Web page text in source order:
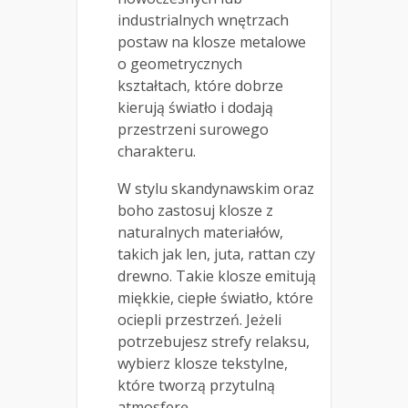
industrialnych wnętrzach
postaw na klosze metalowe
o geometrycznych
kształtach, które dobrze
kierują światło i dodają
przestrzeni surowego
charakteru.
W stylu skandynawskim oraz
boho zastosuj klosze z
naturalnych materiałów,
takich jak len, juta, rattan czy
drewno. Takie klosze emitują
miękkie, ciepłe światło, które
ociepli przestrzeń. Jeżeli
potrzebujesz strefy relaksu,
wybierz klosze tekstylne,
które tworzą przytulną